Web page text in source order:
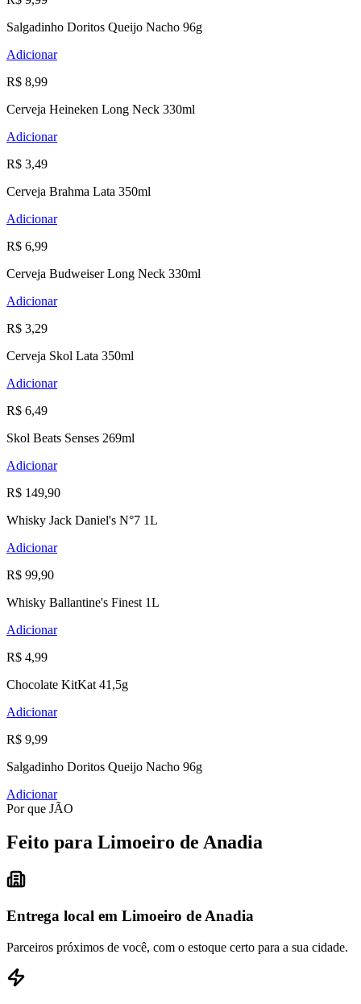
Salgadinho Doritos Queijo Nacho 96g
Adicionar
R$ 8,99
Cerveja Heineken Long Neck 330ml
Adicionar
R$ 3,49
Cerveja Brahma Lata 350ml
Adicionar
R$ 6,99
Cerveja Budweiser Long Neck 330ml
Adicionar
R$ 3,29
Cerveja Skol Lata 350ml
Adicionar
R$ 6,49
Skol Beats Senses 269ml
Adicionar
R$ 149,90
Whisky Jack Daniel's N°7 1L
Adicionar
R$ 99,90
Whisky Ballantine's Finest 1L
Adicionar
R$ 4,99
Chocolate KitKat 41,5g
Adicionar
R$ 9,99
Salgadinho Doritos Queijo Nacho 96g
Adicionar
Por que JÃO
Feito para Limoeiro de Anadia
Entrega local em Limoeiro de Anadia
Parceiros próximos de você, com o estoque certo para a sua cidade.